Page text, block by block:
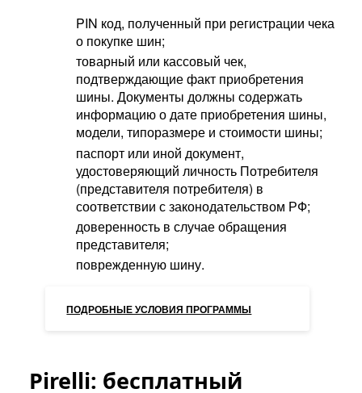
PIN код, полученный при регистрации чека
о покупке шин;
товарный или кассовый чек,
подтверждающие факт приобретения
шины. Документы должны содержать
информацию о дате приобретения шины,
модели, типоразмере и стоимости шины;
паспорт или иной документ,
удостоверяющий личность Потребителя
(представителя потребителя) в
соответствии с законодательством РФ;
доверенность в случае обращения
представителя;
поврежденную шину.
ПОДРОБНЫЕ УСЛОВИЯ ПРОГРАММЫ
Pirelli: бесплатный